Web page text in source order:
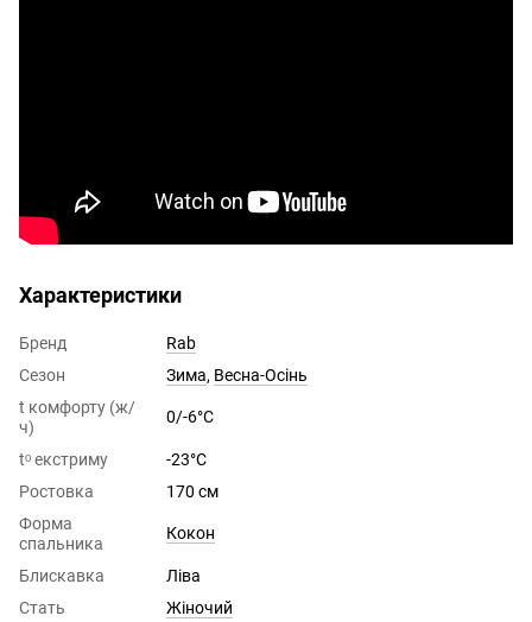
Характеристики
Бренд
Rab
Сезон
Зима, Весна-Осінь
t комфорту (ж/
ч)
0/-6°C
tᵒ екстриму
-23°C
Ростовка
170 см
Форма
спальника
Кокон
Блискавка
Ліва
Стать
Жіночий